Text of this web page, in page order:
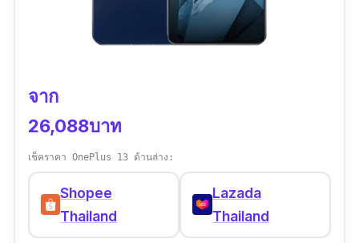
จาก
26,088บาท
เช็คราคา OnePlus 13 ด้านล่าง:
Shopee
Thailand
Lazada
Thailand